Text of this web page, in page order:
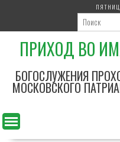
р
с
о
ПРИХОД ВО
БОГОСЛУЖЕНИЯ
МОСКОВСКОГО